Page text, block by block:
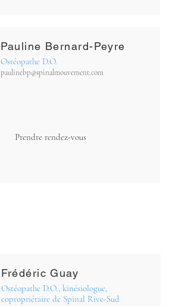
Pauline Bernard-Peyre
Ostéopathe D.O.
paulinebp@spinalmouvement.com
Prendre rendez-vous
Frédéric Guay
Ostéopathe D.O., kinésiologue,
copropriétaire de Spinal Rive-Sud